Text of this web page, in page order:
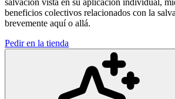
beneficios colectivos relacionados con la
brevemente aquí o allá.
Pedir en la tienda